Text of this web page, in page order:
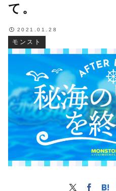
て。
モンスト
2021.01.28